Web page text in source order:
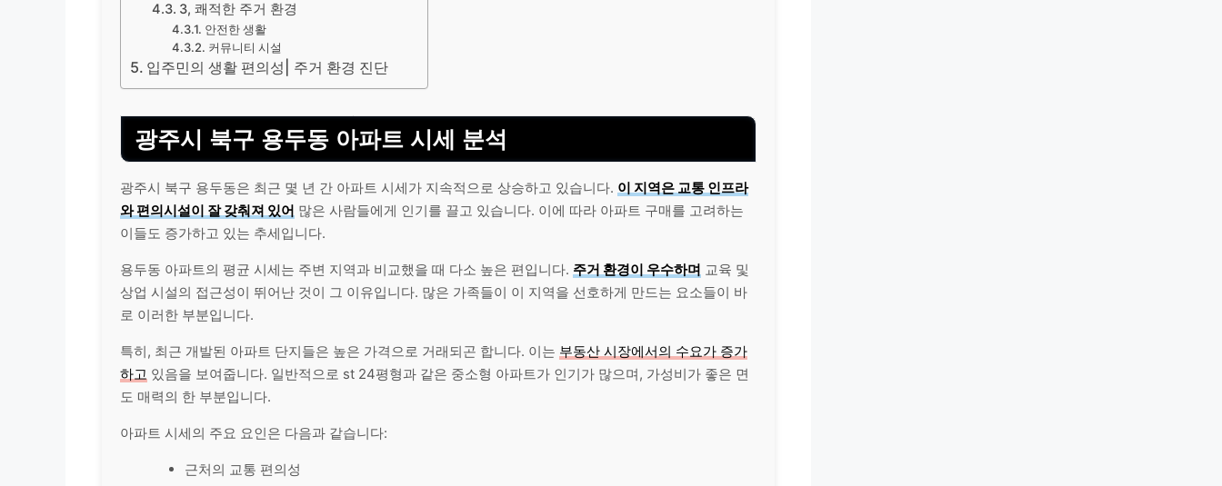
3, 쾌적한 주거 환경
안전한 생활
커뮤니티 시설
입주민의 생활 편의성| 주거 환경 진단
광주시 북구 용두동 아파트 시세 분석
광주시 북구 용두동은 최근 몇 년 간 아파트 시세가 지속적으로 상승하고 있습니다. 이 지역은 교통 인프라
와 편의시설이 잘 갖춰져 있어 많은 사람들에게 인기를 끌고 있습니다. 이에 따라 아파트 구매를 고려하는
이들도 증가하고 있는 추세입니다.
용두동 아파트의 평균 시세는 주변 지역과 비교했을 때 다소 높은 편입니다. 주거 환경이 우수하며 교육 및
상업 시설의 접근성이 뛰어난 것이 그 이유입니다. 많은 가족들이 이 지역을 선호하게 만드는 요소들이 바
로 이러한 부분입니다.
특히, 최근 개발된 아파트 단지들은 높은 가격으로 거래되곤 합니다. 이는 부동산 시장에서의 수요가 증가
하고 있음을 보여줍니다. 일반적으로 st 24평형과 같은 중소형 아파트가 인기가 많으며, 가성비가 좋은 면
도 매력의 한 부분입니다.
아파트 시세의 주요 요인은 다음과 같습니다:
근처의 교통 편의성